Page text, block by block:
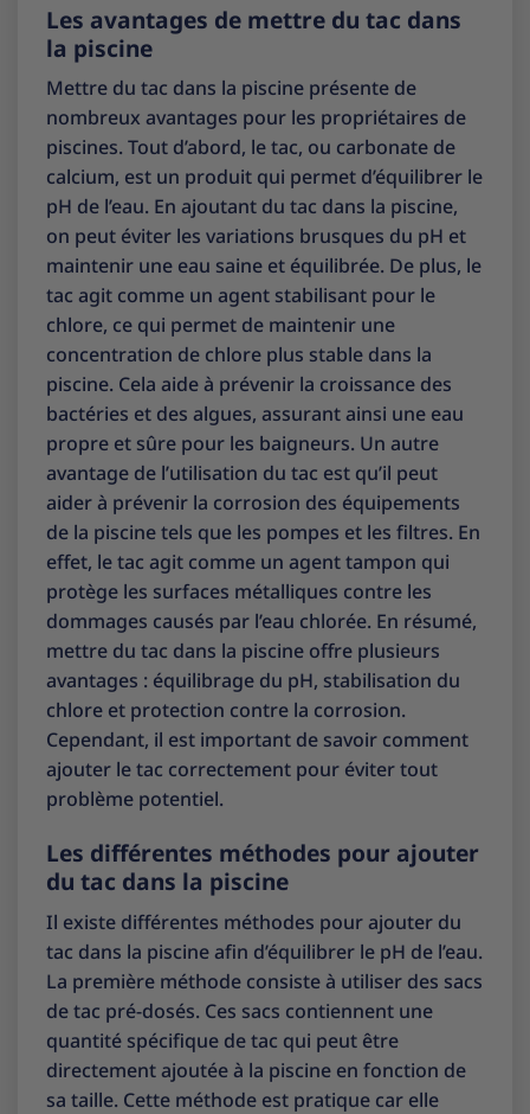
Les avantages de mettre du tac dans
la piscine
Mettre du tac dans la piscine présente de
nombreux avantages pour les propriétaires de
piscines. Tout d’abord, le tac, ou carbonate de
calcium, est un produit qui permet d’équilibrer le
pH de l’eau. En ajoutant du tac dans la piscine,
on peut éviter les variations brusques du pH et
maintenir une eau saine et équilibrée. De plus, le
tac agit comme un agent stabilisant pour le
chlore, ce qui permet de maintenir une
concentration de chlore plus stable dans la
piscine. Cela aide à prévenir la croissance des
bactéries et des algues, assurant ainsi une eau
propre et sûre pour les baigneurs. Un autre
avantage de l’utilisation du tac est qu’il peut
aider à prévenir la corrosion des équipements
de la piscine tels que les pompes et les filtres. En
effet, le tac agit comme un agent tampon qui
protège les surfaces métalliques contre les
dommages causés par l’eau chlorée. En résumé,
mettre du tac dans la piscine offre plusieurs
avantages : équilibrage du pH, stabilisation du
chlore et protection contre la corrosion.
Cependant, il est important de savoir comment
ajouter le tac correctement pour éviter tout
problème potentiel.
Les différentes méthodes pour ajouter
du tac dans la piscine
Il existe différentes méthodes pour ajouter du
tac dans la piscine afin d’équilibrer le pH de l’eau.
La première méthode consiste à utiliser des sacs
de tac pré-dosés. Ces sacs contiennent une
quantité spécifique de tac qui peut être
directement ajoutée à la piscine en fonction de
sa taille. Cette méthode est pratique car elle